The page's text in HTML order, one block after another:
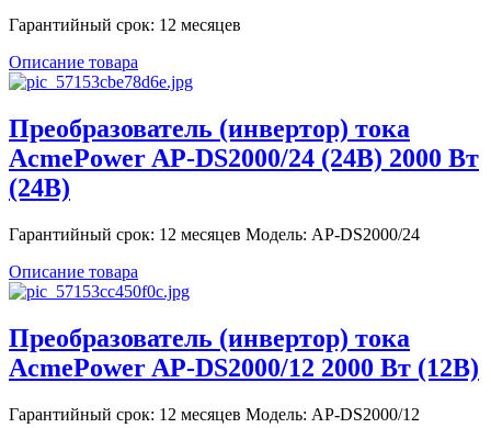
Гарантийный срок: 12 месяцев
Описание товара
Преобразователь (инвертор) тока
AcmePower AP-DS2000/24 (24В) 2000 Вт
(24В)
Гарантийный срок: 12 месяцев Модель: AP-DS2000/24
Описание товара
Преобразователь (инвертор) тока
AcmePower AP-DS2000/12 2000 Вт (12В)
Гарантийный срок: 12 месяцев Модель: AP-DS2000/12